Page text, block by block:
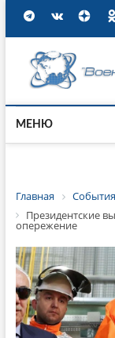
МЕНЮ
Главная
Президентские
опережение